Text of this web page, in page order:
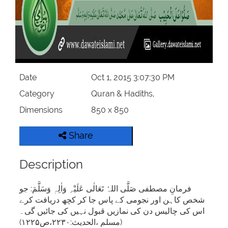
Date
Oct 1, 2015 3:07:30 PM
Category
Quran & Hadiths,
Dimensions
850 x 850
Share
Description
فرمانِ مصطفی صَلَّی اللہُ تَعَالٰی عَلَیْہِ وَاٰلِہٖ وَسَلَّمَ: جو
شخص کاہن اور نجومی کے پاس جا کر کچھ دریافت کرے
اس کی چالیس دن کی نمازیں قبول نہیں کی جائیں گی۔
(مسلم ،الحدیث:۲۲۳۰،ص۱۲۲۵)